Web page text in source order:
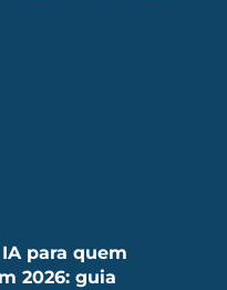
para quem
2026: guia